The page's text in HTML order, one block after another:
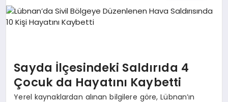
MAGAZIN
Sayda İlçesindeki Saldırıda 4
Çocuk da Hayatını Kaybetti
Yerel kaynaklardan alınan bilgilere göre, Lübnan’ın